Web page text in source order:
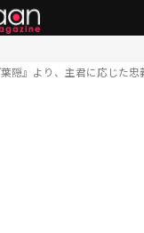
隠』より、主君に応じた忠